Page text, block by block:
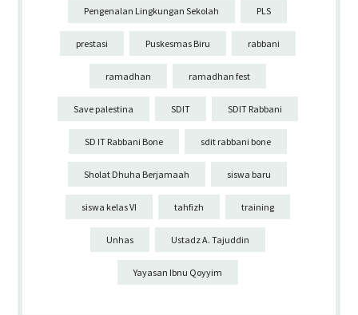
Pengenalan Lingkungan Sekolah PLS
prestasi Puskesmas Biru rabbani
ramadhan ramadhan fest
Save palestina SDIT SDIT Rabbani
SD IT Rabbani Bone sdit rabbani bone
Sholat Dhuha Berjamaah siswa baru
siswa kelas VI tahfizh training
Unhas Ustadz A. Tajuddin
Yayasan Ibnu Qoyyim